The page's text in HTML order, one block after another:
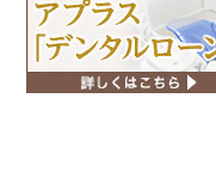
2024年09月
2024年08月